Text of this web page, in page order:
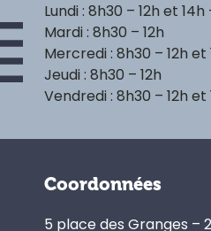
Lundi : 8h30 – 12h et 14h
Mardi : 8h30 – 12h
Mercredi : 8h30 – 12h et
Jeudi : 8h30 – 12h
Vendredi : 8h30 – 12h et
Coordonnées
5 place des Granges –